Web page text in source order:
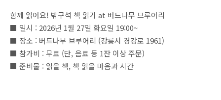
함께 읽어요! 밖구석 책 읽기 at 버드나무 브루어리
■ 일시 : 2026년 1월 27일 화요일 19:00~
■ 장소 : 버드나무 브루어리 (강릉시 경강로 1961)
■ 참가비 : 무료 (단, 음료 등 1잔 이상 주문)
■ 준비물 : 읽을 책, 책 읽을 마음과 시간